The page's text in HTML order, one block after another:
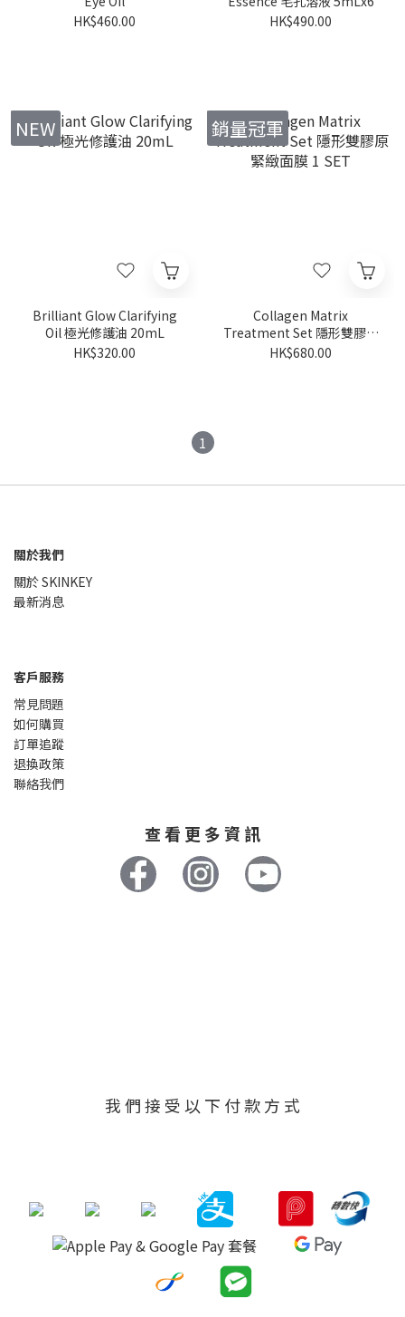
HK$460.00
HK$490.00
NEW
Brilliant Glow Clarifying
Oil 極光修護油 20mL
HK$320.00
銷量冠軍
Collagen Matrix
Treatment Set 隱形雙膠原
緊緻面膜 1 SET
HK$680.00
1
關於我們
關於 SKINKEY
最新消息
客戶服務
常見問題
如何購買
訂單追蹤
退換政策
聯絡我們
查 看 更 多 資 訊
我 們 接 受 以 下 付 款 方 式